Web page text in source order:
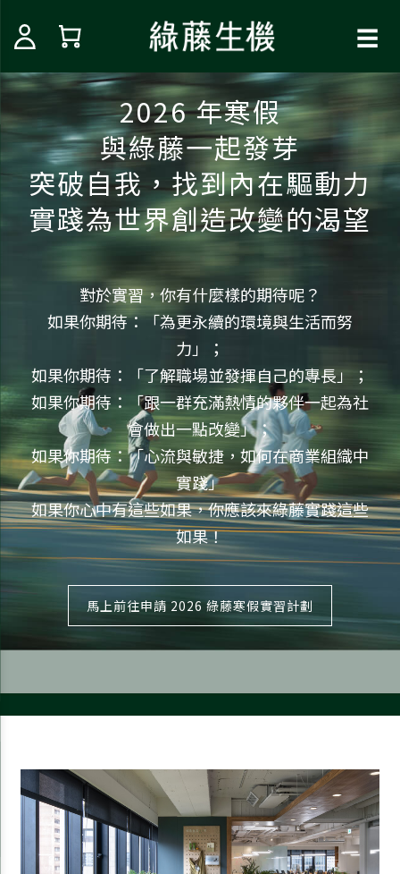
☰
2026 年寒假
與綠藤一起發芽
突破自我，找到內在驅動力
實踐為世界創造改變的渴望
對於實習，你有什麼樣的期待呢？
如果你期待：「為更永續的環境與生活而努
力」；
如果你期待：「了解職場並發揮自己的專長」；
如果你期待：「跟一群充滿熱情的夥伴一起為社
會做出一點改變」；
如果你期待：「心流與敏捷，如何在商業組織中
實踐」
如果你心中有這些如果，你應該來綠藤實踐這些
如果！
馬上前往申請 2026 綠藤寒假實習計劃